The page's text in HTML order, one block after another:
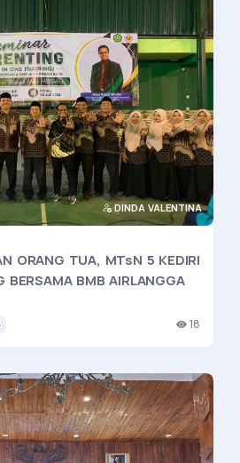
DINDA VALENTINA
ORANG TUA, MTsN 5 KEDIRI
BERSAMA BMB AIRLANGGA
18